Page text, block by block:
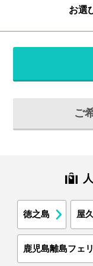
ご
徳之島 屋
鹿児島離島フェ